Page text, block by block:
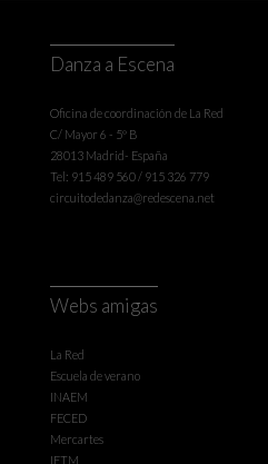
Danza a Escena
Oficina de coordinación de La Red
C/ Mayor 6 - 5º B
28013 Madrid- España
Tel: 915 489 560 / 915 326 779
circuitodedanza@redescena.net
Webs amigas
La Red
Escuela de verano
INAEM
FECED
Mercartes
IETM